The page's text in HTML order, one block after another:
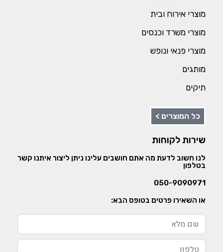
מוצרי אירוח ובית
מוצרי משרד וכנסים
מוצרי פנאי ונופש
מותגים
תיקים
כל המוצרים >
שירות לקוחות
לנו חשוב לדעת מה אתם חושבים עלינו ניתן ליצור איתנו קשר
בטלפון
050-9090971
או השאירו פרטים בטופס הבא: